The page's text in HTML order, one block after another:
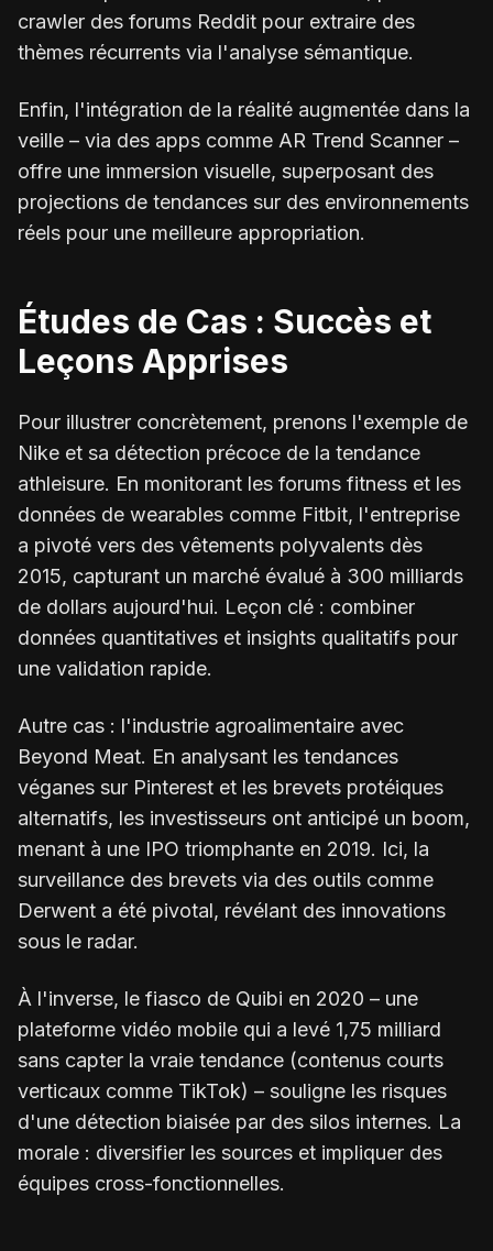
crawler des forums Reddit pour extraire des
thèmes récurrents via l'analyse sémantique.
Enfin, l'intégration de la réalité augmentée dans la
veille – via des apps comme AR Trend Scanner –
offre une immersion visuelle, superposant des
projections de tendances sur des environnements
réels pour une meilleure appropriation.
Études de Cas : Succès et
Leçons Apprises
Pour illustrer concrètement, prenons l'exemple de
Nike et sa détection précoce de la tendance
athleisure. En monitorant les forums fitness et les
données de wearables comme Fitbit, l'entreprise
a pivoté vers des vêtements polyvalents dès
2015, capturant un marché évalué à 300 milliards
de dollars aujourd'hui. Leçon clé : combiner
données quantitatives et insights qualitatifs pour
une validation rapide.
Autre cas : l'industrie agroalimentaire avec
Beyond Meat. En analysant les tendances
véganes sur Pinterest et les brevets protéiques
alternatifs, les investisseurs ont anticipé un boom,
menant à une IPO triomphante en 2019. Ici, la
surveillance des brevets via des outils comme
Derwent a été pivotal, révélant des innovations
sous le radar.
À l'inverse, le fiasco de Quibi en 2020 – une
plateforme vidéo mobile qui a levé 1,75 milliard
sans capter la vraie tendance (contenus courts
verticaux comme TikTok) – souligne les risques
d'une détection biaisée par des silos internes. La
morale : diversifier les sources et impliquer des
équipes cross-fonctionnelles.